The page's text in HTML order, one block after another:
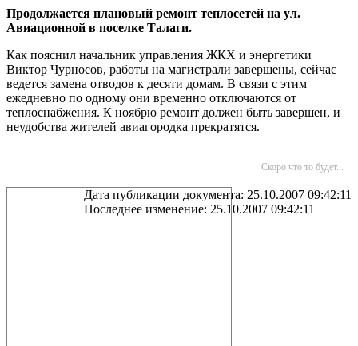
Продолжается плановый ремонт теплосетей на ул.
Авиационной в поселке Талаги.
Как пояснил начальник управления ЖКХ и энергетики
Виктор Чурносов, работы на магистрали завершены, сейчас
ведется замена отводов к десяти домам. В связи с этим
ежедневно по одному они временно отключаются от
теплоснабжения. К ноябрю ремонт должен быть завершен, и
неудобства жителей авиагородка прекратятся.
Скоро что то будет...
Дата публикации документа: 25.10.2007 09:42:11
Последнее изменение: 25.10.2007 09:42:11